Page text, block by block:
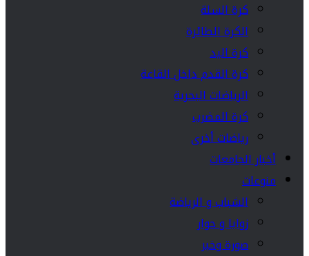
كرة السلة
الكرة الطائرة
كرة اليد
كرة القدم داخل القاعة
الرياضات البحرية
كرة المضرب
رياضات أخرى
أخبار الجامعات
منوعات
الشباب و الرياضة
زوايا و حوار
صورة وخبر